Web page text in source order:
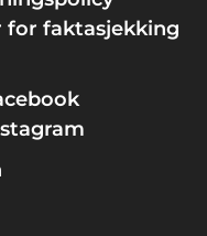
for faktasjekking